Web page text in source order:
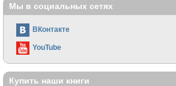
Мы в социальных сетях
ВКонтакте
YouTube
Купить наши книги